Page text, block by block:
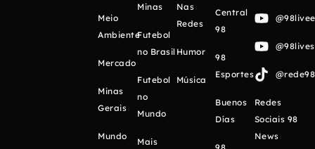
Meio
Ambiente
Mercado
Minas
Gerais
Mundo
Minas
Futebol
no Brasil
Futebol
no
Mundo
Mais
Nas
Redes
Humor
Música
Central
98
98
Esportes
Buenos
Días
Redes
Sociais 98
News